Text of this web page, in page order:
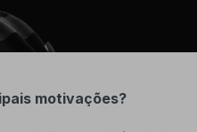
motivações?